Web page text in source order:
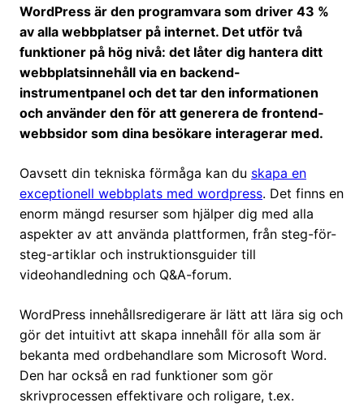
WordPress är den programvara som driver 43 %
av alla webbplatser på internet. Det utför två
funktioner på hög nivå: det låter dig hantera ditt
webbplatsinnehåll via en backend-
instrumentpanel och det tar den informationen
och använder den för att generera de frontend-
webbsidor som dina besökare interagerar med.
Oavsett din tekniska förmåga kan du skapa en
exceptionell webbplats med wordpress. Det finns en
enorm mängd resurser som hjälper dig med alla
aspekter av att använda plattformen, från steg-för-
steg-artiklar och instruktionsguider till
videohandledning och Q&A-forum.
WordPress innehållsredigerare är lätt att lära sig och
gör det intuitivt att skapa innehåll för alla som är
bekanta med ordbehandlare som Microsoft Word.
Den har också en rad funktioner som gör
skrivprocessen effektivare och roligare, t.ex.